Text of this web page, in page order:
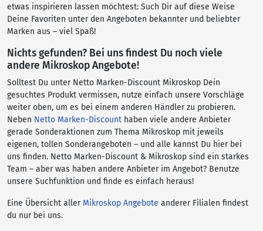
etwas inspirieren lassen möchtest: Such Dir auf diese Weise
Deine Favoriten unter den Angeboten bekannter und beliebter
Marken aus – viel Spaß!
Nichts gefunden? Bei uns findest Du noch viele
andere Mikroskop Angebote!
Solltest Du unter Netto Marken-Discount Mikroskop Dein
gesuchtes Produkt vermissen, nutze einfach unsere Vorschläge
weiter oben, um es bei einem anderen Händler zu probieren.
Neben Netto Marken-Discount haben viele andere Anbieter
gerade Sonderaktionen zum Thema Mikroskop mit jeweils
eigenen, tollen Sonderangeboten – und alle kannst Du hier bei
uns finden. Netto Marken-Discount & Mikroskop sind ein starkes
Team – aber was haben andere Anbieter im Angebot? Benutze
unsere Suchfunktion und finde es einfach heraus!
Eine Übersicht aller Mikroskop Angebote anderer Filialen findest
du nur bei uns.